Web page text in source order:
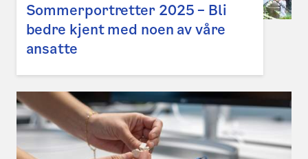
Sommerportretter 2025 – Bli
bedre kjent med noen av våre
ansatte